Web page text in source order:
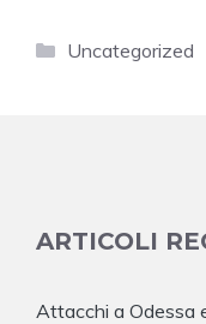
Categorie
Uncategorized
ARTICOLI
Attacchi a Odessa